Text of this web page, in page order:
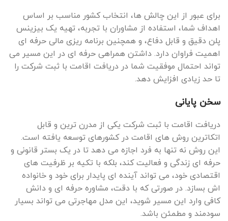
برای عبور از این چالش ها، انتخاب کشور مناسب بر اساس
اهداف شما، استفاده از مشاوران با تجربه، تهیه یک بیزینس
پلن دقیق و قابل دفاع، و همچنین برنامه ریزی مالی حرفه ای
اهمیت فراوان دارد. داشتن همراهی حرفه ای در این مسیر می
تواند احتمال موفقیت شما در دریافت اقامت با ثبت شرکت را
تا حد زیادی افزایش دهد.
سخن پایانی
دریافت اقامت با ثبت شرکت یکی از مدرن ترین و قابل
اتکاترین روش های اقامت در کشورهای توسعه یافته است.
این روش نه تنها به فرد اجازه می دهد تا در یک بستر قانونی و
حرفه ای زندگی و فعالیت کند، بلکه با تکیه بر ظرفیت های
اقتصادی خود، می تواند آینده ای پایدار برای خود و خانواده
اش بسازد. در صورتی که با دقت، مشاوره حرفه ای و دانش
کافی وارد این مسیر شوید، این مدل مهاجرتی می تواند بسیار
سودمند و مطمئن باشد.